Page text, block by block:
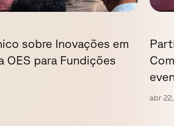
sobre Inovações em
OES para Fundições
abr